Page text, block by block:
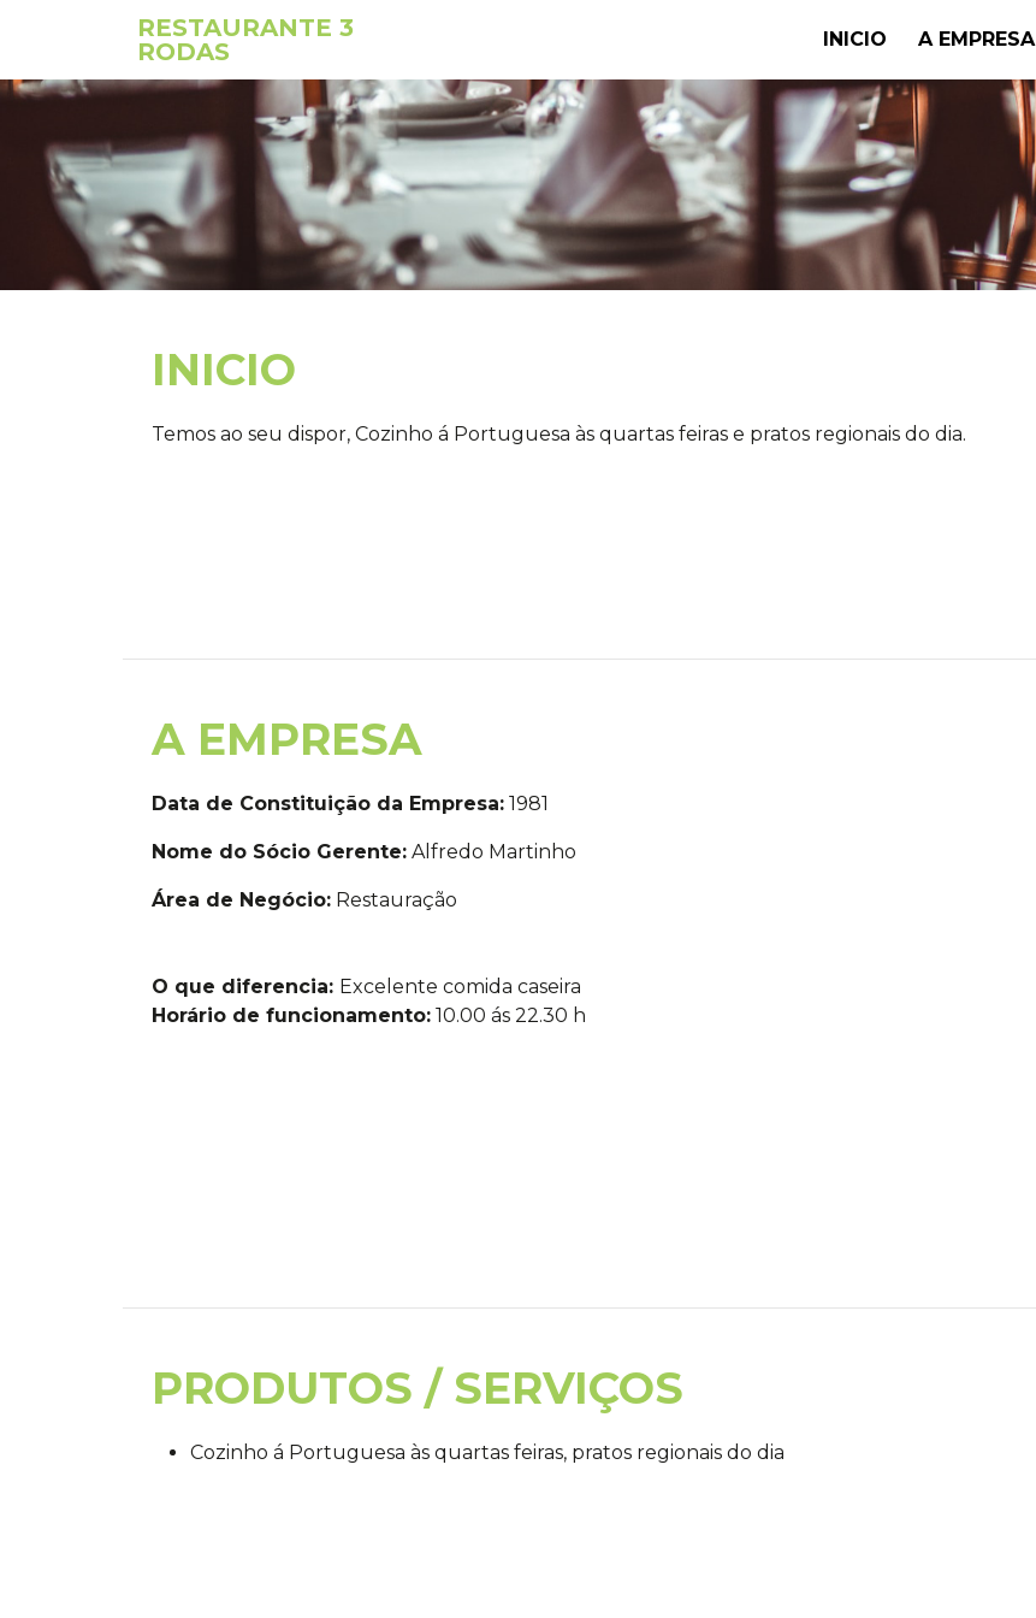
RESTAURANTE 3
RODAS
INICIO A EMPRESA
INICIO
Temos ao seu dispor, Cozinho á Portuguesa às quartas feiras e pratos regionais do dia.
A EMPRESA
Data de Constituição da Empresa: 1981
Nome do Sócio Gerente: Alfredo Martinho
Área de Negócio: Restauração
O que diferencia: Excelente comida caseira
Horário de funcionamento: 10.00 ás 22.30 h
PRODUTOS / SERVIÇOS
Cozinho á Portuguesa às quartas feiras, pratos regionais do dia